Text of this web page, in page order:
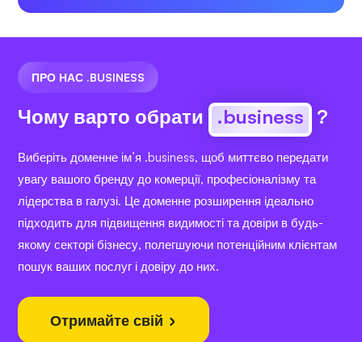
ПРО НАС .BUSINESS
Чому варто обрати .business ?
Виберіть доменне ім’я .business, щоб миттєво передати
увагу вашого бренду до комерції, професіоналізму та
лідерства в галузі. Це доменне розширення ідеально
підходить для підвищення видимості та довіри в будь-
якому секторі бізнесу, полегшуючи потенційним клієнтам
пошук ваших послуг і довіру до них.
Отримайте свій